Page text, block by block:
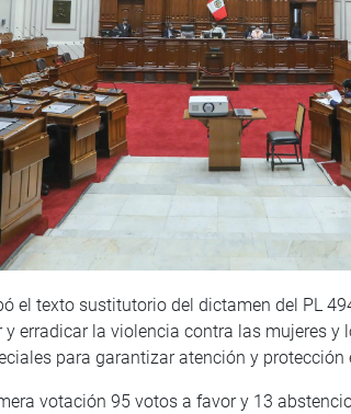
el texto sustitutorio del dictamen del PL
y erradicar la violencia contra las mujeres
para garantizar atención y protección
votación 95 votos a favor y 13